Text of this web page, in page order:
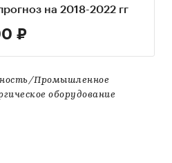
на 2018-2022 гг
₽
Промышленное
оборудование